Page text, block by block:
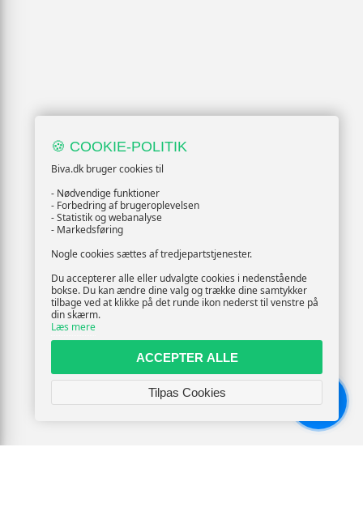
🍪 COOKIE-POLITIK
Biva.dk bruger cookies til
- Nødvendige funktioner
- Forbedring af brugeroplevelsen
- Statistik og webanalyse
- Markedsføring
Nogle cookies sættes af tredjepartstjenester.
Du accepterer alle eller udvalgte cookies i nedenstående
bokse. Du kan ændre dine valg og trække dine samtykker
tilbage ved at klikke på det runde ikon nederst til venstre på
din skærm.
Læs mere
ACCEPTER ALLE
Tilpas Cookies